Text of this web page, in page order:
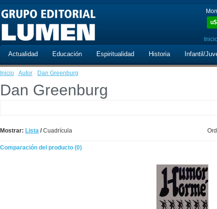
u$
Actualidad Educación Espiritualidad Historia Infantil/
Inicio · Autor · Dan Greenburg
Dan Greenburg
Mostrar: Lista /Cuadrícula
Comparación del producto (0)